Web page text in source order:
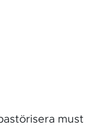
must